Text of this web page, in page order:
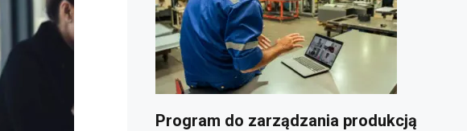
Program do zarządzania produkcją